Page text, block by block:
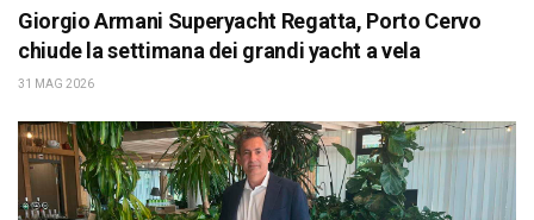
Giorgio Armani Superyacht Regatta, Porto Cervo
chiude la settimana dei grandi yacht a vela
31 MAG 2026